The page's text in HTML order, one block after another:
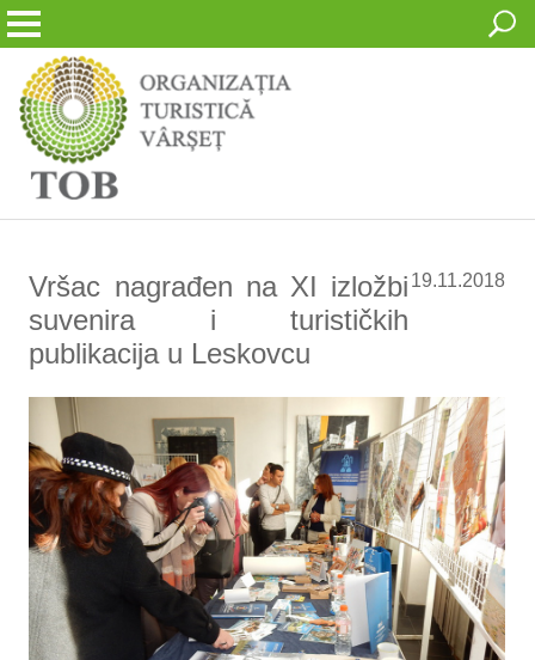
Vršac nagrađen na XI izložbi
suvenira i turističkih
publikacija u Leskovcu
19.11.2018